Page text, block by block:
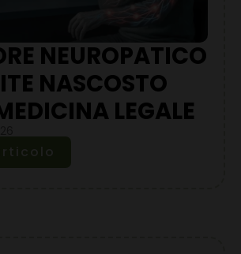
NEUROPATICO
NASCOSTO
LEGALE